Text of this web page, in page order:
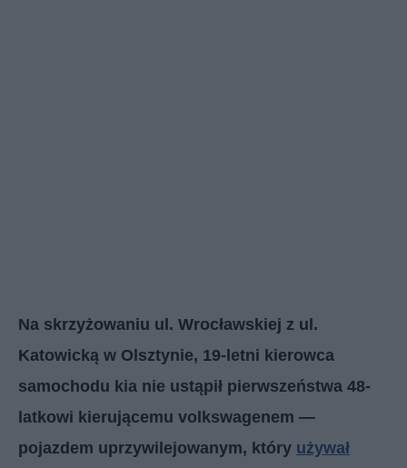
Na skrzyżowaniu ul. Wrocławskiej z ul.
Katowicką w Olsztynie, 19-letni kierowca
samochodu kia nie ustąpił pierwszeństwa 48-
latkowi kierującemu volkswagenem —
pojazdem uprzywilejowanym, który używał